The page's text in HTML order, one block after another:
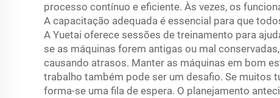
processo contínuo e eficiente. Às vezes, os
A capacitação adequada é essencial para que
A Yuetai oferece sessões de treinamento para
se as máquinas forem antigas ou mal
causando atrasos. Manter as máquinas em bom
trabalho também pode ser um desafio. Se muitos
forma-se uma fila de espera. O planejamento